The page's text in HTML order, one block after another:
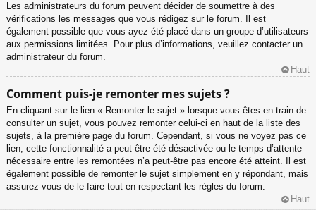
Les administrateurs du forum peuvent décider de soumettre à des
vérifications les messages que vous rédigez sur le forum. Il est
également possible que vous ayez été placé dans un groupe d’utilisateurs
aux permissions limitées. Pour plus d’informations, veuillez contacter un
administrateur du forum.
Haut
Comment puis-je remonter mes sujets ?
En cliquant sur le lien « Remonter le sujet » lorsque vous êtes en train de
consulter un sujet, vous pouvez remonter celui-ci en haut de la liste des
sujets, à la première page du forum. Cependant, si vous ne voyez pas ce
lien, cette fonctionnalité a peut-être été désactivée ou le temps d’attente
nécessaire entre les remontées n’a peut-être pas encore été atteint. Il est
également possible de remonter le sujet simplement en y répondant, mais
assurez-vous de le faire tout en respectant les règles du forum.
Haut